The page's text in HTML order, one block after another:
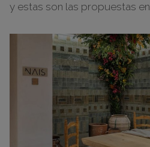
y estas son las propuestas en